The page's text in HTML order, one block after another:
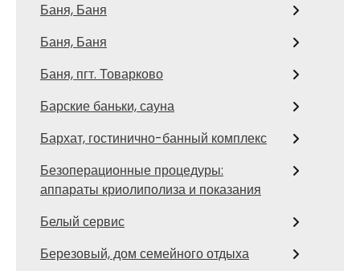
Баня, Баня
Баня, Баня
Баня, пгт. Товарково
Барские баньки, сауна
Бархат, гостинично-банный комплекс
Безоперационные процедуры:
аппараты криолиполиза и показания
Белый сервис
Березовый, дом семейного отдыха